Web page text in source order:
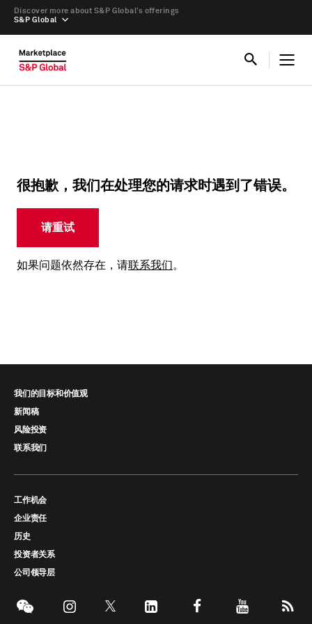
S&P Global
Discover more about S&P Global’s offerings
很抱歉，我们在处理您的请求时遇到了错误。
请重试
如果问题依然存在，请联系我们。
我们的目标和价值观
新闻稿
风险投资
联系我们
工作机会
企业责任
历史
投资者关系
公司领导层